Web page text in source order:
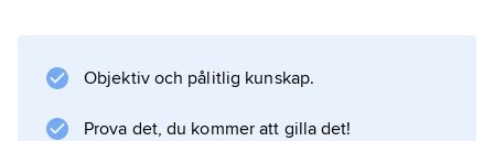
Objektiv och pålitlig kunskap.
Prova det, du kommer att gilla det!